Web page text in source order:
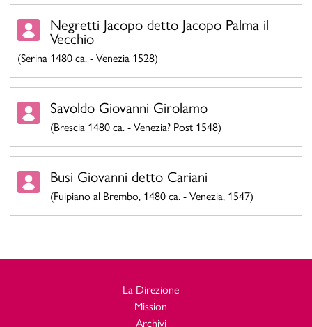
Negretti Jacopo detto Jacopo Palma il
Vecchio
(Serina 1480 ca. - Venezia 1528)
Savoldo Giovanni Girolamo
(Brescia 1480 ca. - Venezia? Post 1548)
Busi Giovanni detto Cariani
(Fuipiano al Brembo, 1480 ca. - Venezia, 1547)
La Direzione
Mission
Archivi